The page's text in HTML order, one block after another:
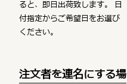
ると、即日出荷致します。
日
付指定からご希望日をお選び
ください。
注文者を連名にする場